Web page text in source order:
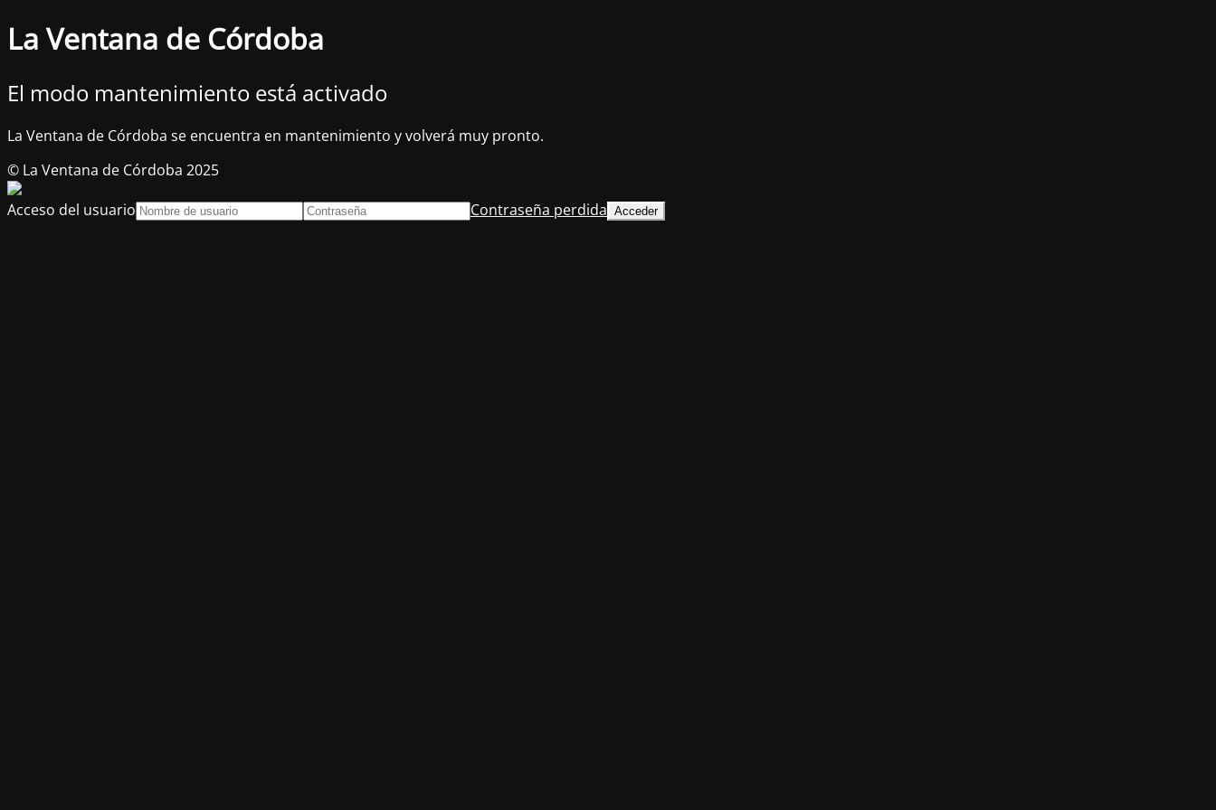
La Ventana de Córdoba
El modo mantenimiento está activado
La Ventana de Córdoba se encuentra en mantenimiento y volverá muy pronto.
© La Ventana de Córdoba 2025
Acceso del usuario
Contraseña perdida